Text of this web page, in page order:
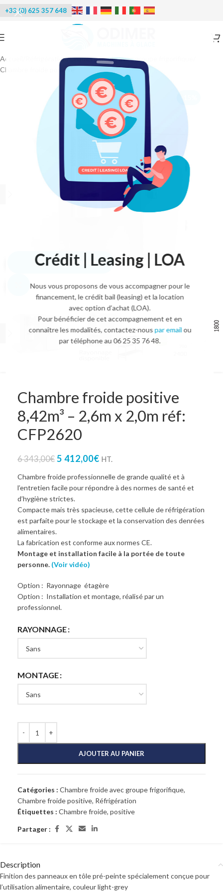
Crédit | Leasing | LOA
Nous vous proposons de vous accompagner pour le
financement, le crédit bail (leasing) et la location
avec option d’achat (LOA).
Pour bénéficier de cet accompagnement et en
connaître les modalités, contactez-nouspar email ou
par téléphone au 06 25 35 76 48.
+33 (0) 625 357 648
Accueil Réfrigération/Chambre froide avec groupe frigorifique
Chambre froide positive
-15%
Voir la vidéo
Agrandir l'image
Chambre froide positive
8,42m³ – 2,6m x 2,0m réf:
CFP2620
6 343,00€ 5 412,00€ HT.
Chambre froide professionnelle de grande qualité et à
l’entretien facile pour répondre à des normes de santé et
d’hygiène strictes.
Compacte mais très spacieuse, cette cellule de réfrigération
est parfaite pour le stockage et la conservation des denrées
alimentaires.
La fabrication est conforme aux normes CE.
Montage et installation facile à la portée de toute
personne. (Voir vidéo)
Option : Rayonnage étagère
Option : Installation et montage, réalisé par un
professionnel.
RAYONNAGE
MONTAGE
AJOUTER AU PANIER
Catégories : Chambre froide avec groupe frigorifique,
Chambre froide positive, Réfrigération
Étiquettes : Chambre froide, positive
Partager :
Description
Finition des panneaux en tôle pré-peinte spécialement conçue pour
l’utilisation alimentaire, couleur light-grey